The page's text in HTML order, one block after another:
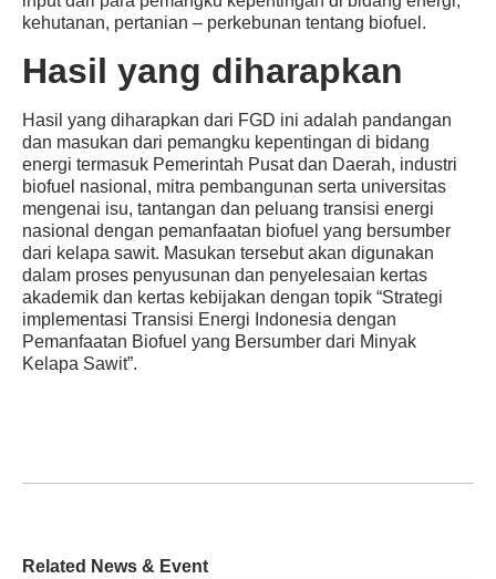
kehutanan, pertanian – perkebunan tentang biofuel.
Hasil yang diharapkan
Hasil yang diharapkan dari FGD ini adalah pandangan
dan masukan dari pemangku kepentingan di bidang
energi termasuk Pemerintah Pusat dan Daerah, industri
biofuel nasional, mitra pembangunan serta universitas
mengenai isu, tantangan dan peluang transisi energi
nasional dengan pemanfaatan biofuel yang bersumber
dari kelapa sawit. Masukan tersebut akan digunakan
dalam proses penyusunan dan penyelesaian kertas
akademik dan kertas kebijakan dengan topik “Strategi
implementasi Transisi Energi Indonesia dengan
Pemanfaatan Biofuel yang Bersumber dari Minyak
Kelapa Sawit”.
Related News & Event